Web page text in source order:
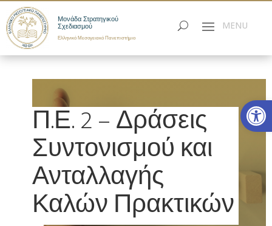
Μονάδα Στρατηγικού
Σχεδιασμού
Ελληνικό Μεσογειακό Πανεπιστήμιο
Π.Ε. 2 – Δράσεις
Συντονισμού και
Ανταλλαγής
Καλών Πρακτικών